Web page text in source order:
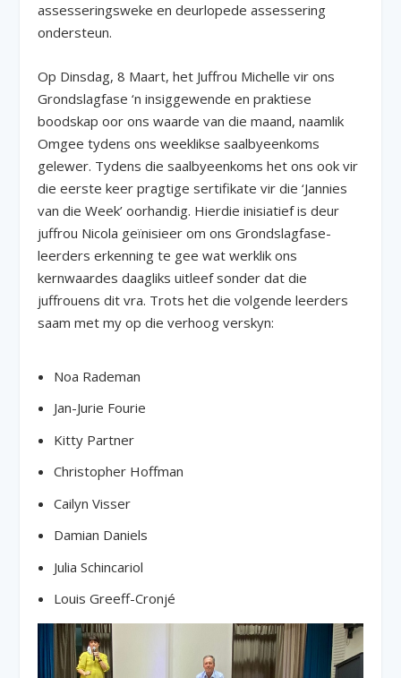
assesseringsweke en deurlopede assessering
ondersteun.
Op Dinsdag, 8 Maart, het Juffrou Michelle vir ons
Grondslagfase ‘n insiggewende en praktiese
boodskap oor ons waarde van die maand, naamlik
Omgee tydens ons weeklikse saalbyeenkoms
gelewer. Tydens die saalbyeenkoms het ons ook vir
die eerste keer pragtige sertifikate vir die ‘Jannies
van die Week’ oorhandig. Hierdie inisiatief is deur
juffrou Nicola geïnisieer om ons Grondslagfase-
leerders erkenning te gee wat werklik ons
kernwaardes daagliks uitleef sonder dat die
juffrouens dit vra. Trots het die volgende leerders
saam met my op die verhoog verskyn:
Noa Rademan
Jan-Jurie Fourie
Kitty Partner
Christopher Hoffman
Cailyn Visser
Damian Daniels
Julia Schincariol
Louis Greeff-Cronjé